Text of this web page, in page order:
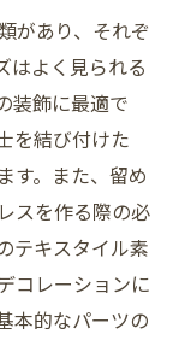
があり、それぞ
はよく見られる
装飾に最適で
を結び付けた
す。また、留め
スを作る際の必
テキスタイル素
コレーションに
本的なパーツの